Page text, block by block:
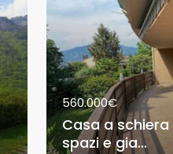
560.000€
Casa a
spazi e gia...